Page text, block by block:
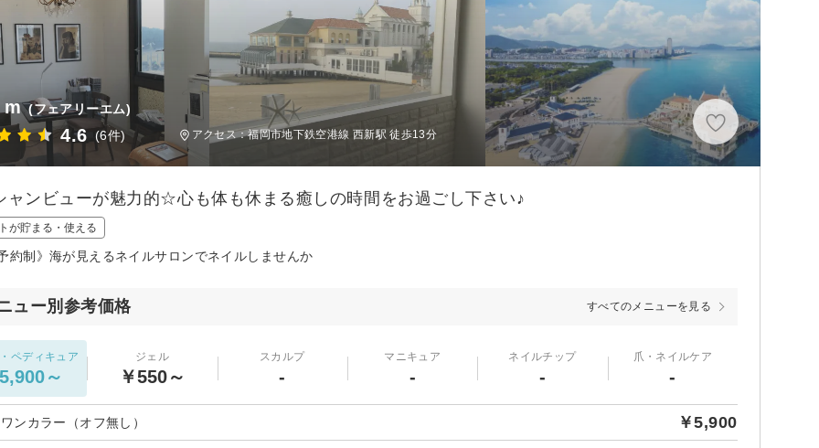
(フェアリーエム)
4.6 (6件) アクセス：福岡市地下鉄空港線 西新駅 徒歩13分
ャンビューが魅力的☆心も体も休まる癒しの時間をお過ごし下さい♪
が貯まる・使える
約制》海が見えるネイルサロンでネイルしませんか
ュー別参考価格 すべてのメニューを見る
ペディキュア
～
ジェル
￥550～
スカルプ
-
マニキュア
-
ネイルチップ
-
爪・ネイルケア
-
ンカラー（オフ無し） ￥5,900